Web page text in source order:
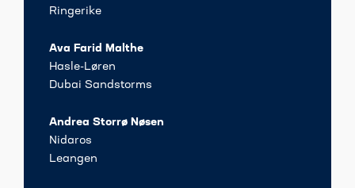
Ringerike
Ava Farid Malthe
Hasle-Løren
Dubai Sandstorms
Andrea Storrø Nøsen
Nidaros
Leangen